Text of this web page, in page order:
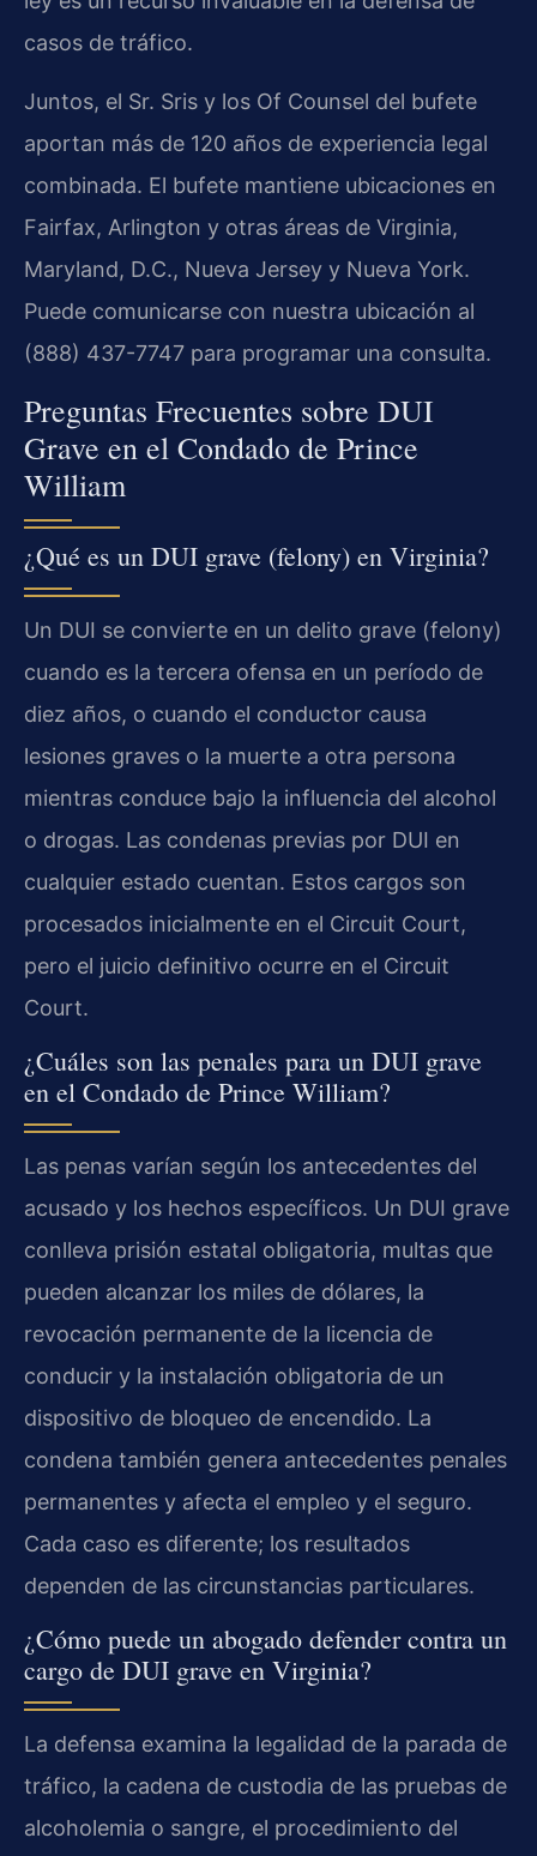
casos de tráfico.
Juntos, el Sr. Sris y los Of Counsel del bufete
aportan más de 120 años de experiencia legal
combinada. El bufete mantiene ubicaciones en
Fairfax, Arlington y otras áreas de Virginia,
Maryland, D.C., Nueva Jersey y Nueva York.
Puede comunicarse con nuestra ubicación al
(888) 437-7747 para programar una consulta.
Preguntas Frecuentes sobre DUI
Grave en el Condado de Prince
William
¿Qué es un DUI grave (felony) en Virginia?
Un DUI se convierte en un delito grave (felony)
cuando es la tercera ofensa en un período de
diez años, o cuando el conductor causa
lesiones graves o la muerte a otra persona
mientras conduce bajo la influencia del alcohol
o drogas. Las condenas previas por DUI en
cualquier estado cuentan. Estos cargos son
procesados inicialmente en el Circuit Court,
pero el juicio definitivo ocurre en el Circuit
Court.
¿Cuáles son las penales para un DUI grave
en el Condado de Prince William?
Las penas varían según los antecedentes del
acusado y los hechos específicos. Un DUI grave
conlleva prisión estatal obligatoria, multas que
pueden alcanzar los miles de dólares, la
revocación permanente de la licencia de
conducir y la instalación obligatoria de un
dispositivo de bloqueo de encendido. La
condena también genera antecedentes penales
permanentes y afecta el empleo y el seguro.
Cada caso es diferente; los resultados
dependen de las circunstancias particulares.
¿Cómo puede un abogado defender contra un
cargo de DUI grave en Virginia?
La defensa examina la legalidad de la parada de
tráfico, la cadena de custodia de las pruebas de
alcoholemia o sangre, el procedimiento del